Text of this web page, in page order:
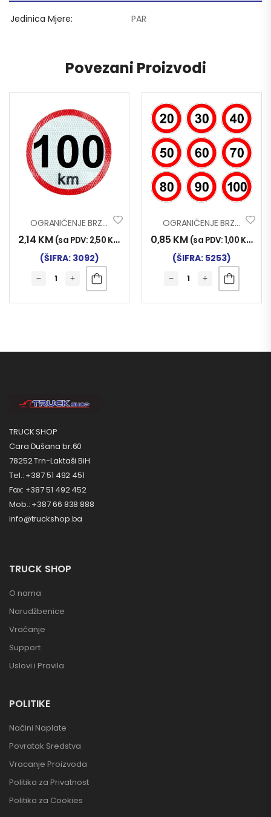
Jedinica Mjere PAR
Povezani Proizvodi
OGRANIČENJE BRZINE FLUO 100
2,14 KM (sa PDV: 2,50 KM
(ŠIFRA: 3092)
OGRANIČENJE BRZINE 60
0,85 KM (sa PDV:1,00 KM
(ŠIFRA: 5253)
TRUCK SHOP
Cara Dušana br.60
78252 Trn-Laktaši BiH
Tel.: +387 51 492 451
Fax: +387 51 492 452
Mob.: +387 66 838 888
info@truckshop.ba
TRUCK SHOP
O nama
Narudžbenice
Vraćanje
Support
Uslovi i Pravila
POLITIKE
Načini Naplate
Povratak Sredstva
Vracanje Proizvoda
Politika za Privatnost
Politika za Cookies